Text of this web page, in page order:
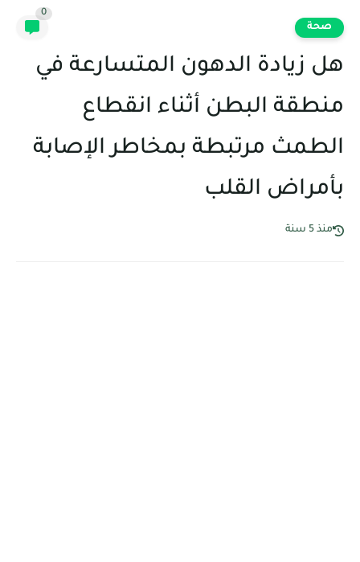
صحة
0
هل زيادة الدهون المتسارعة في
منطقة البطن أثناء انقطاع
الطمث مرتبطة بمخاطر الإصابة
بأمراض القلب
منذ 5 سنة